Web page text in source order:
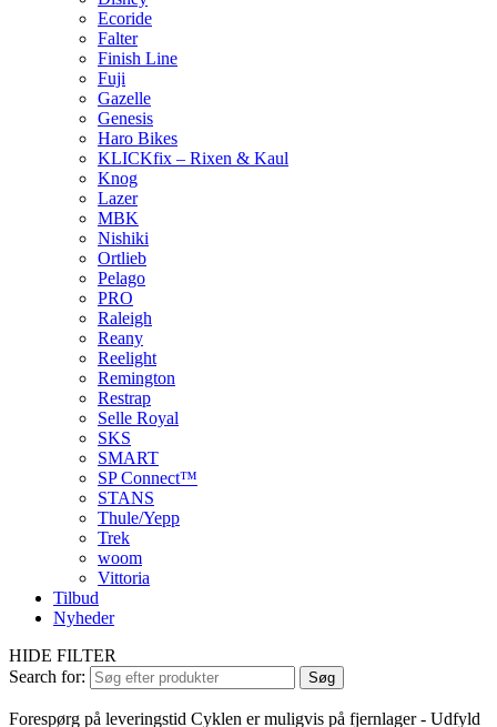
Ecoride
Falter
Finish Line
Fuji
Gazelle
Genesis
Haro Bikes
KLICKfix – Rixen & Kaul
Knog
Lazer
MBK
Nishiki
Ortlieb
Pelago
PRO
Raleigh
Reany
Reelight
Remington
Restrap
Selle Royal
SKS
SMART
SP Connect™
STANS
Thule/Yepp
Trek
woom
Vittoria
Tilbud
Nyheder
HIDE FILTER
Search for:
Søg
Forespørg på leveringstid Cyklen er muligvis på fjernlager - Udfyld